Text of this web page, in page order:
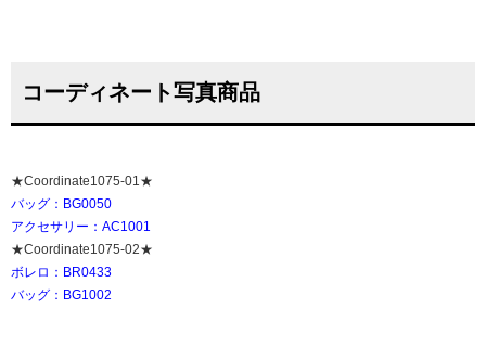
コーディネート写真商品
★Coordinate1075-01★
バッグ：BG0050
アクセサリー：AC1001
★Coordinate1075-02★
ボレロ：BR0433
バッグ：BG1002